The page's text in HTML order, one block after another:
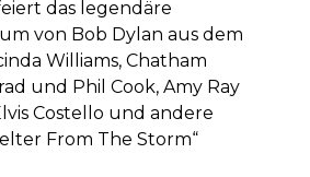
das legendäre
von Bob Dylan aus dem
Williams, Chatham
und Phil Cook, Amy Ray
Costello und andere
From The Storm“